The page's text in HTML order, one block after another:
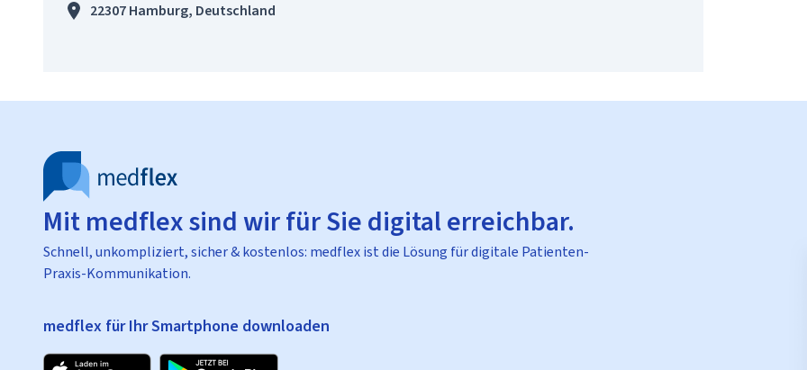
22307 Hamburg, Deutschland
Mit medflex sind wir für Sie digital erreichbar.
Schnell, unkompliziert, sicher & kostenlos: medflex ist die Lösung für digitale Patienten-
Praxis-Kommunikation.
medflex für Ihr Smartphone downloaden